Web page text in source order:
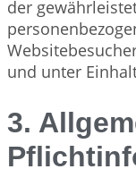
der
und unter
3.